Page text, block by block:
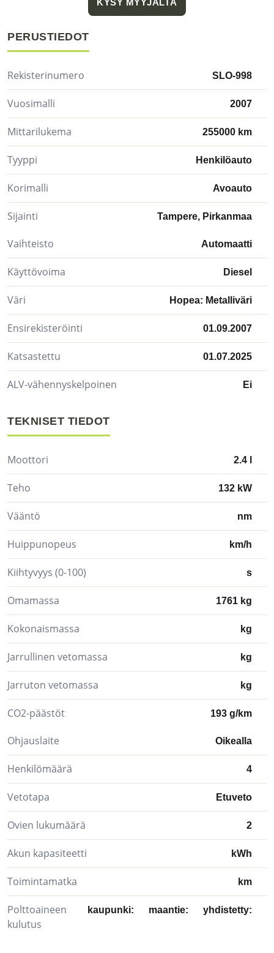
PERUSTIEDOT
Rekisterinumero SLO-998
Vuosimalli 2007
Mittarilukema 255000 km
Tyyppi Henkilöauto
Korimalli Avoauto
Sijainti Tampere, Pirkanmaa
Vaihteisto Automaatti
Käyttövoima Diesel
Väri Hopea: Metalliväri
Ensirekisteröinti 01.09.2007
Katsastettu 01.07.2025
ALV-vähennyskelpoinen Ei
TEKNISET TIEDOT
Moottori 2.4 l
Teho 132 kW
Vääntö nm
Huippunopeus km/h
Kiihtyvyys (0-100) s
Omamassa 1761 kg
Kokonaismassa kg
Jarrullinen vetomassa kg
Jarruton vetomassa kg
CO2-päästöt 193 g/km
Ohjauslaite Oikealla
Henkilömäärä 4
Vetotapa Etuveto
Ovien lukumäärä 2
Akun kapasiteetti kWh
Toimintamatka km
Polttoaineen
kulutus
kaupunki: maantie: yhdistetty: